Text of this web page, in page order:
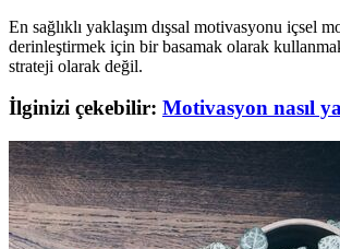
En sağlıklı yaklaşım dışsal motivasyonu içsel
derinleştirmek için bir basamak olarak
strateji olarak değil.
İlginizi çekebilir: Motivasyon nasıl